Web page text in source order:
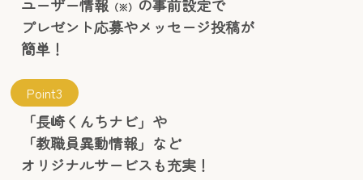
ユーザー情報 （※） の事前設定で
プレゼント応募やメッセージ投稿が
簡単！
Point3
「長崎くんちナビ」や
「教職員異動情報」など
オリジナルサービスも充実！